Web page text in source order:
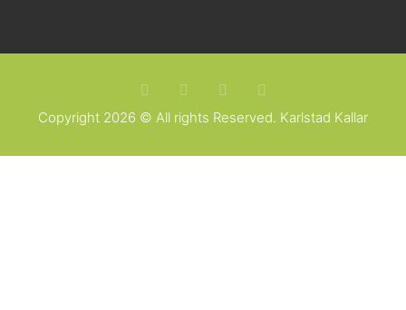
Copyright 2026 © All rights Reserved. Karlstad Kallar